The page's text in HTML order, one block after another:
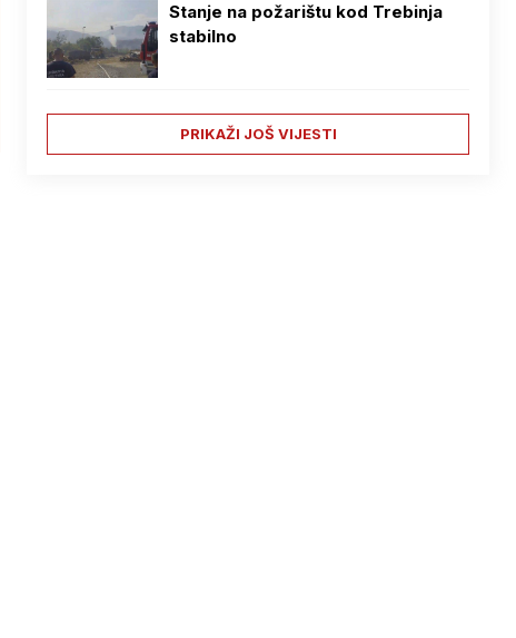
Stanje na požarištu kod Trebinja
stabilno
PRIKAŽI JOŠ VIJESTI